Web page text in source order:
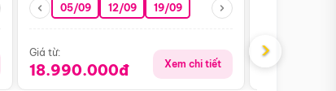
15/10 29/10
05/09 12/09 19/09
Giá từ:
18.990.000đ Xem chi tiết
Giá từ:
›